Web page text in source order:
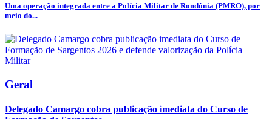
Uma operação integrada entre a Polícia Militar de Rondônia (PMRO), por
meio do...
Geral
Delegado Camargo cobra publicação imediata do Curso de